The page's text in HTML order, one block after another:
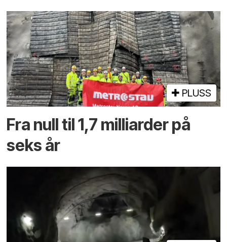
PLUSS
Fra null til 1,7 milliarder på
seks år